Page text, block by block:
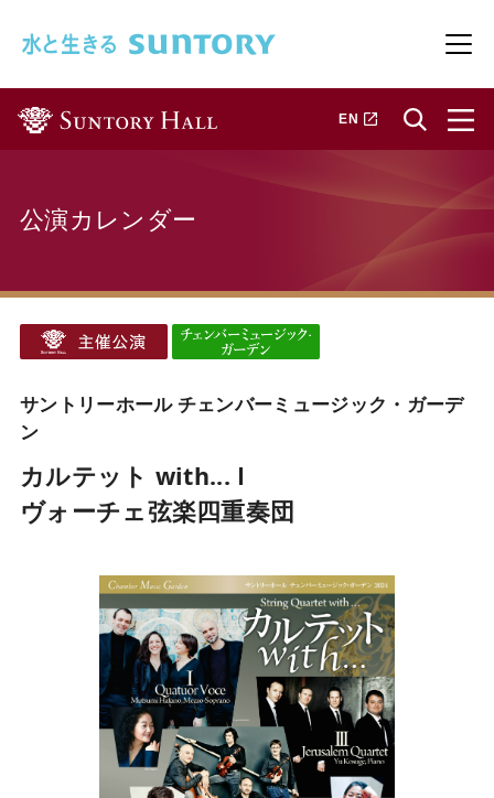
メ
EN 新しいタブで開きます
公演カレンダー
サントリーホール チェンバーミュージック・ガーデ
ン
カルテット with... Ⅰ
ヴォーチェ弦楽四重奏団